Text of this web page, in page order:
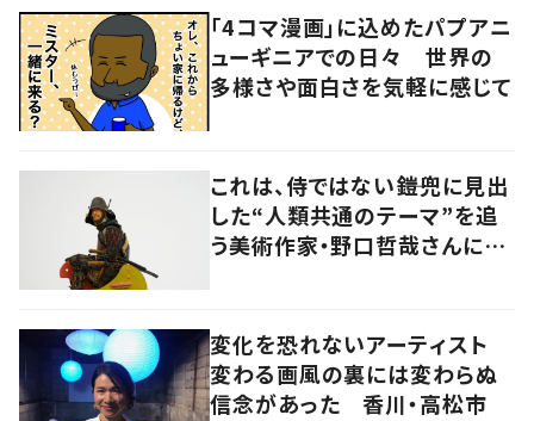
「4コマ漫画」に込めたパプアニ
ューギニアでの日々 世界の
多様さや面白さを気軽に感じて
これは、侍ではない――鎧兜に見出
した“人類共通のテーマ”を追
う美術作家・野口哲哉さんに聞
変化を恐れないアーティスト
変わる画風の裏には変わらぬ
信念があった 香川・高松市